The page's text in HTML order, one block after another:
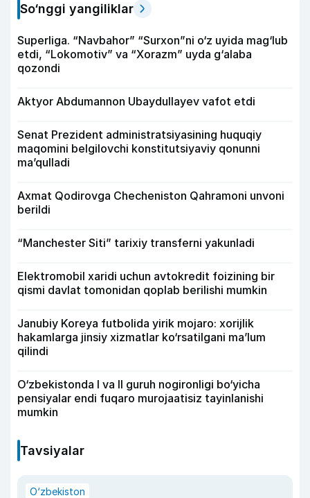
So‘nggi yangiliklar
Superliga. “Navbahor” “Surxon”ni o‘z uyida mag‘lub
etdi, “Lokomotiv” va “Xorazm” uyda g‘alaba
qozondi
Aktyor Abdu­mannon Ubaydullayev vafot etdi
Senat Prezident administratsiyasining huquqiy
maqomini belgilovchi konstitutsiyaviy qonunni
ma’qulladi
Axmat Qodirovga Checheniston Qahramoni unvoni
berildi
“Manchester Siti” tarixiy transferni yakunladi
Elektromobil xaridi uchun avtokredit foizining bir
qismi davlat tomonidan qoplab berilishi mumkin
Janubiy Koreya futbolida yirik mojaro: xorijlik
hakamlarga jinsiy xizmatlar ko‘rsatilgani ma’lum
qilindi
O‘zbekistonda I va II guruh nogironligi bo‘yicha
pensiyalar endi fuqaro murojaatisiz tayinlanishi
mumkin
Tavsiyalar
O‘zbekiston